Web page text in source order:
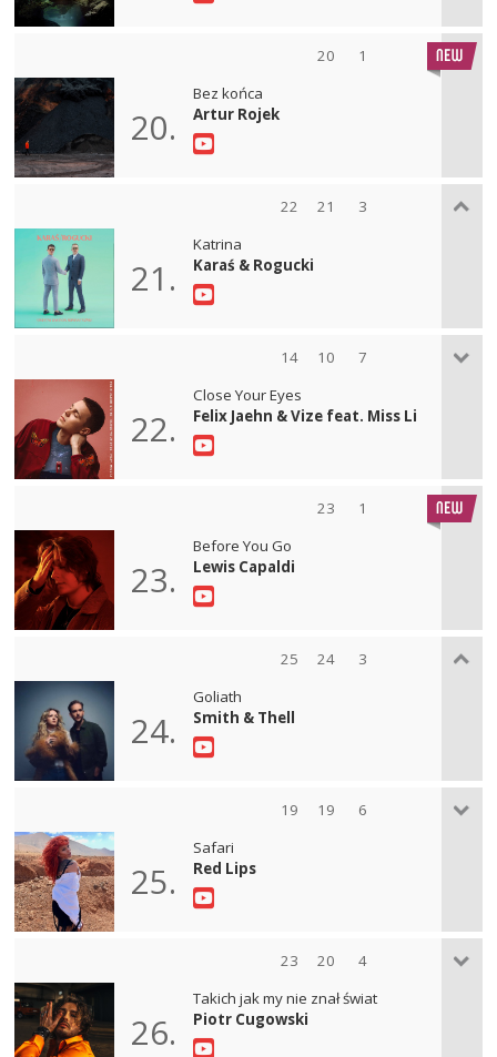
20 1
20.
Bez końca
Artur Rojek
22 21 3
21.
Katrina
Karaś & Rogucki
14 10 7
22.
Close Your Eyes
Felix Jaehn & Vize feat. Miss Li
23 1
23.
Before You Go
Lewis Capaldi
25 24 3
24.
Goliath
Smith & Thell
19 19 6
25.
Safari
Red Lips
23 20 4
26.
Takich jak my nie znał świat
Piotr Cugowski